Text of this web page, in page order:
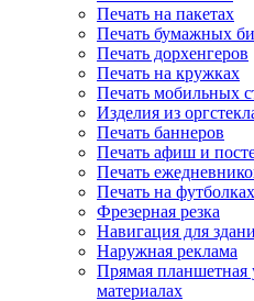
Печать на пакетах
Печать бумажных
Печать дорхенгеров
Печать на кружках
Печать мобильных
Изделия из
Печать баннеров
Печать афиш и
Печать
Печать на футболках
Фрезерная резка
Навигация для
Наружная реклама
Прямая планшетная
материалах